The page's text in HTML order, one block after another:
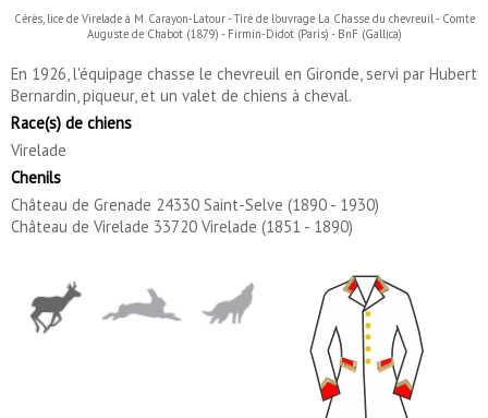
Cérès, lice de Virelade à M. Carayon-Latour - Tiré de l'ouvrage La Chasse du chevreuil - Comte
Auguste de Chabot (1879) - Firmin-Didot (Paris) - BnF (Gallica)
En 1926, l'équipage chasse le chevreuil en Gironde, servi par Hubert
Bernardin, piqueur, et un valet de chiens à cheval.
Race(s) de chiens
Virelade
Chenils
Château de Grenade 24330 Saint-Selve (1890 - 1930)
Château de Virelade 33720 Virelade (1851 - 1890)